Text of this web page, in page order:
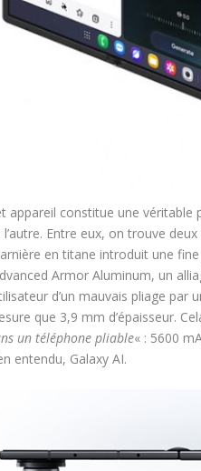
appareil constitue une véritable
l’autre. Entre eux, on trouve
en titane introduit une
Armor Aluminum, un
d’un mauvais pliage
que 3,9 mm d’épaisseur.
un téléphone pliable« : 5600
entendu, Galaxy AI.